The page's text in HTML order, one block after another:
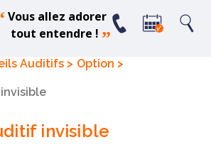
Vous allez adorer
entendre ! ”
Auditifs Option
invisible